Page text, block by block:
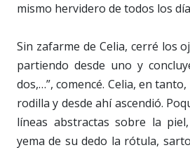
mismo hervidero de todos los
Sin zafarme de Celia, cerré los
partiendo desde uno y
dos,…”, comencé. Celia, en
rodilla y desde ahí ascendió.
líneas abstractas sobre la
yema de su dedo la rótula,